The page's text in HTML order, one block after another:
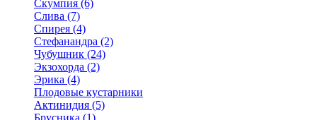
Скумпия (6)
Слива (7)
Спирея (4)
Стефанандра (2)
Чубушник (24)
Экзохорда (2)
Эрика (4)
Плодовые кустарники
Актинидия (5)
Брусника (1)